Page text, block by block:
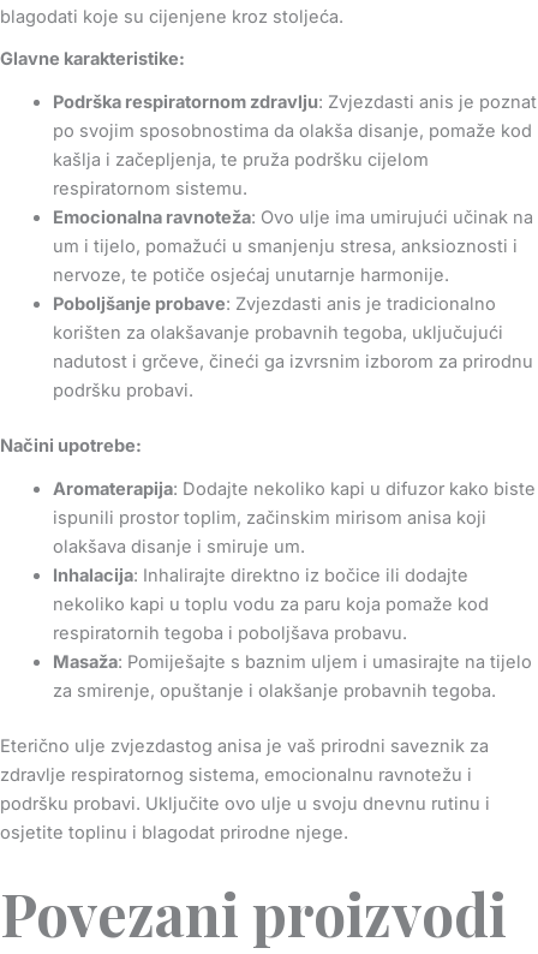
blagodati koje su cijenjene kroz stoljeća.
Glavne karakteristike:
Podrška respiratornom zdravlju: Zvjezdasti anis je poznat
po svojim sposobnostima da olakša disanje, pomaže kod
kašlja i začepljenja, te pruža podršku cijelom
respiratornom sistemu.
Emocionalna ravnoteža: Ovo ulje ima umirujući učinak na
um i tijelo, pomažući u smanjenju stresa, anksioznosti i
nervoze, te potiče osjećaj unutarnje harmonije.
Poboljšanje probave: Zvjezdasti anis je tradicionalno
korišten za olakšavanje probavnih tegoba, uključujući
nadutost i grčeve, čineći ga izvrsnim izborom za prirodnu
podršku probavi.
Načini upotrebe:
Aromaterapija: Dodajte nekoliko kapi u difuzor kako biste
ispunili prostor toplim, začinskim mirisom anisa koji
olakšava disanje i smiruje um.
Inhalacija: Inhalirajte direktno iz bočice ili dodajte
nekoliko kapi u toplu vodu za paru koja pomaže kod
respiratornih tegoba i poboljšava probavu.
Masaža: Pomiješajte s baznim uljem i umasirajte na tijelo
za smirenje, opuštanje i olakšanje probavnih tegoba.
Eterično ulje zvjezdastog anisa je vaš prirodni saveznik za
zdravlje respiratornog sistema, emocionalnu ravnotežu i
podršku probavi. Uključite ovo ulje u svoju dnevnu rutinu i
osjetite toplinu i blagodat prirodne njege.
Povezani proizvodi